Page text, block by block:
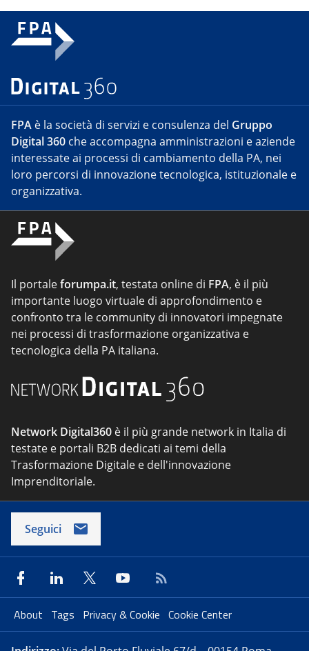
FPA è la società di servizi e consulenza del Gruppo
Digital 360 che accompagna amministrazioni e aziende
interessate ai processi di cambiamento della PA, nei
loro percorsi di innovazione tecnologica, istituzionale e
organizzativa.
Il portaleforumpa.it, testata online di FPA, è il più
importante luogo virtuale di approfondimento e
confronto tra le community di innovatori impegnate
nei processi di trasformazione organizzativa e
tecnologica della PA italiana.
Network Digital360 è il più grande network in Italia di
testate e portali B2B dedicati ai temi della
Trasformazione Digitale e dell'innovazione
Imprenditoriale.
Seguici
About Tags Privacy & Cookie Cookie Center